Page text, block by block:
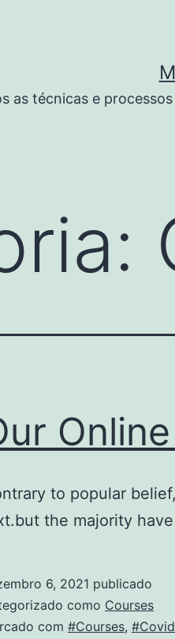
as técnicas e
to popular
the majority
6, 2021 publicado
como Courses
com #Courses,